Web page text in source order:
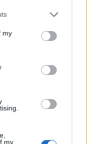
or more Google
You may click to
third-party tags to
in below Google
my
my